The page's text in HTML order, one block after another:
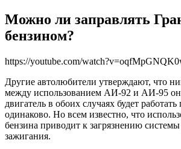
Можно ли заправлять
бензином?
https://youtube.com/
Другие автолюбители утверждают, что
между использованием АИ-92 и АИ-95
двигатель в обоих случаях будет работать
одинаково. Но всем известно, что
бензина приводит к загрязнению системы
зажигания.